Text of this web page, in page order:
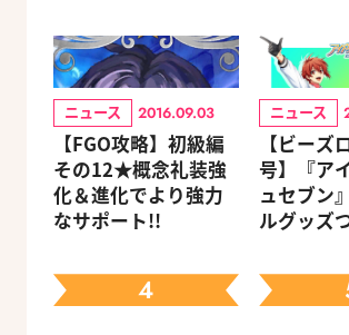
ニュース 2016.09.03
【FGO攻略】初級編
その12★概念礼装強
化＆進化でより強力
なサポート!!
ニュース
【ビーズ
号】『ア
ュセブン
ルグッズ
Xパック
4